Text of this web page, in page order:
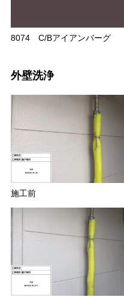
8074 C/Bアイアンバーグ
外壁洗浄
施工前